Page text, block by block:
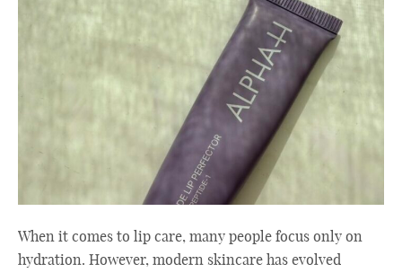
When it comes to lip care, many people focus only on
hydration. However, modern skincare has evolved